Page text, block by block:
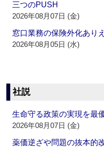
三つのPUSH
2026年08月07日 (金)
窓口業務の保険外化あり
2026年08月05日 (水)
社説
生命守る政策の実現を最
2026年08月07日 (金)
薬価逆ざや問題の抜本的